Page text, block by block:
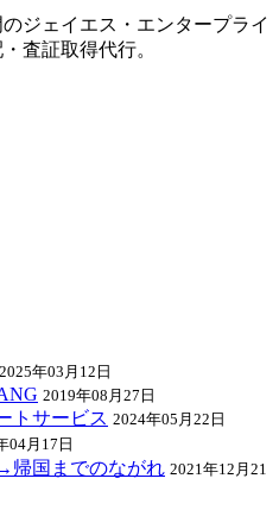
ジェイエス・エンタープライ
査証取得代行。
2025年03月12日
2019年08月27日
トサービス 2024年05月22日
04月17日
国までのながれ 2021年12月21